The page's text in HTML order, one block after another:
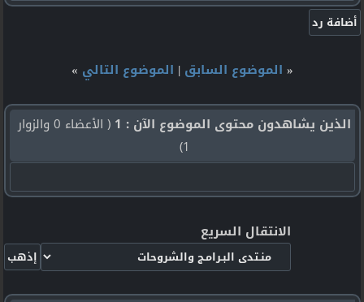
« الموضوع السابق | الموضوع التالي »
الذين يشاهدون محتوى الموضوع الآن : 1
( الأعضاء 0 والزوار
1)
الانتقال السريع